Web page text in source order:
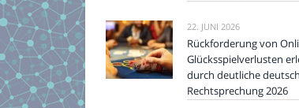
22. JUNI 2026
Rückforderung von
Glücksspielverlusten
durch deutliche
Rechtsprechung 2026